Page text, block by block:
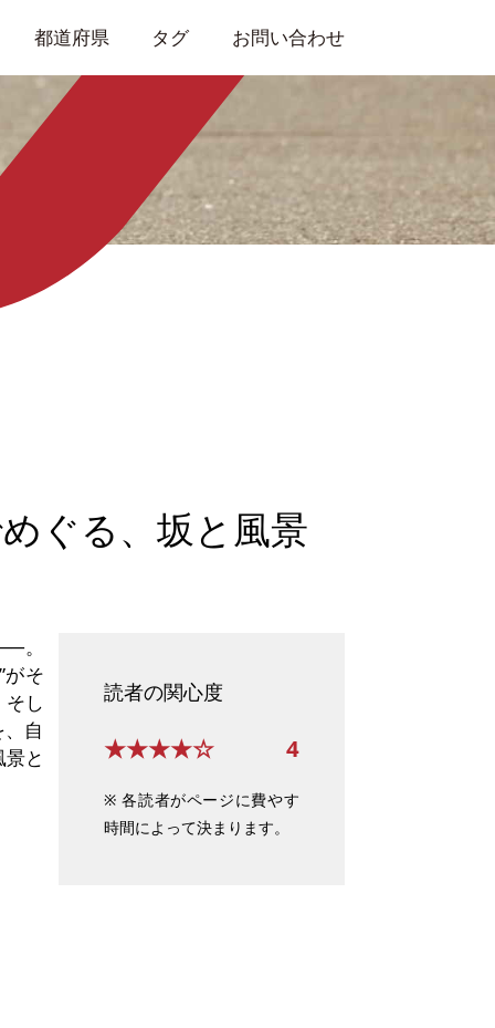
都道府県 タグ お問い合わせ
ぐる、坂と風景
。
がそ
し
自
と
読者の関心度
★★★★☆ 4
※ 各読者がページに費やす
時間によって決まります。